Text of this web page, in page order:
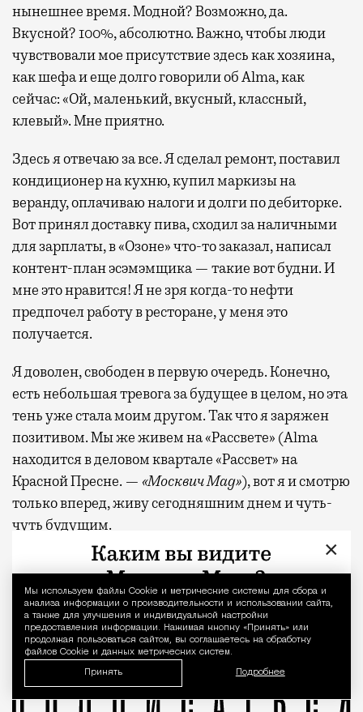
Уведомление
Мы используем файлы Сookie и метрические системы для сбора и
анализа информации о производительности и использовании сайта,
а также для улучшения и индивидуальной настройки
предоставления информации. Нажимая кнопку «Принять» или
продолжая пользоваться сайтом, вы соглашаетесь на обработку
файлов Cookie и данных метрических систем.
Принять Подробнее
нынешнее время. Модной? Возможно, да.
Вкусной? 100%, абсолютно. Важно, чтобы люди
чувствовали мое присутствие здесь как хозяина,
как шефа и еще долго говорили об Alma, как
сейчас: «Ой, маленький, вкусный, классный,
клевый». Мне приятно.
Здесь я отвечаю за все. Я сделал ремонт, поставил
кондиционер на кухню, купил маркизы на
веранду, оплачиваю налоги и долги по дебиторке.
Вот принял доставку пива, сходил за наличными
для зарплаты, в «Озоне» что-то заказал, написал
контент-план эсэмэмщика — такие вот будни. И
мне это нравится! Я не зря когда-то нефти
предпочел работу в ресторане, у меня это
получается.
Я доволен, свободен в первую очередь. Конечно,
есть небольшая тревога за будущее в целом, но эта
тень уже стала моим другом. Так что я заряжен
позитивом. Мы же живем на «Рассвете» (Alma
находится в деловом квартале «Рассвет» на
Красной Пресне. — «Москвич Mag»), вот я и смотрю
только вперед, живу сегодняшним днем и чуть-
чуть будущим.
Фото: Даниил Овчинников
Москва для меня родной город, из своих 35 я
Alma Булат Ибрагимов Почему вы должны меня знать
×